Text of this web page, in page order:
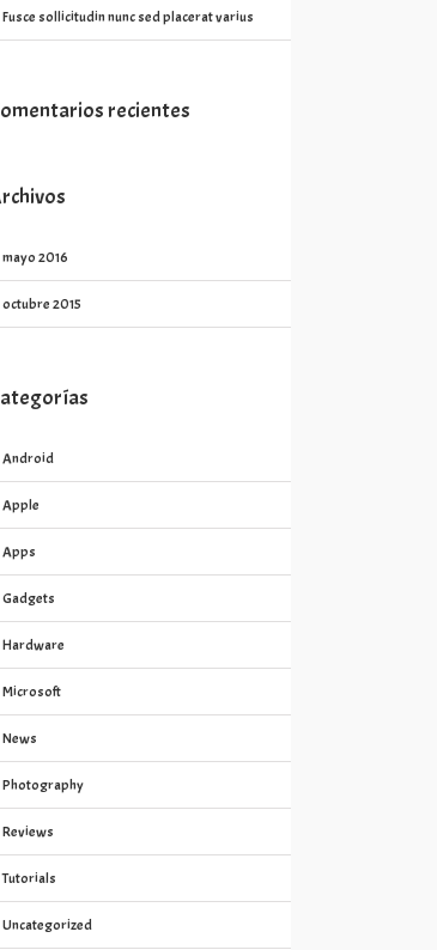
Fusce sollicitudin nunc sed placerat varius
recientes
mayo 2016
octubre 2015
Android
Apple
Apps
Gadgets
Hardware
Microsoft
News
Photography
Reviews
Tutorials
Uncategorized